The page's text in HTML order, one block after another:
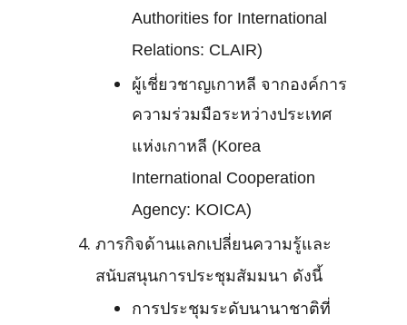
Authorities for International
Relations: CLAIR)
ผู้เชี่ยวชาญเกาหลี จากองค์การ
ความร่วมมือระหว่างประเทศ
แห่งเกาหลี (Korea
International Cooperation
Agency: KOICA)
ภารกิจด้านแลกเปลี่ยนความรู้และ
สนับสนุนการประชุมสัมมนา ดังนี้
การประชุมระดับนานาชาติที่